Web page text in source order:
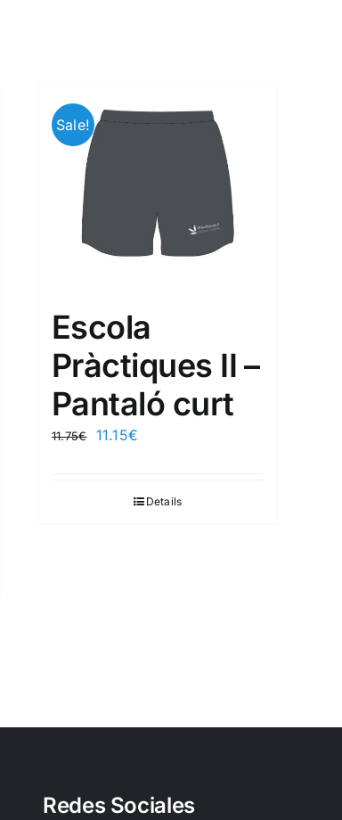
Sale!
Escola
Pràctiques II –
Pantaló curt
11.75€ 11.15€
Details
Redes Sociales